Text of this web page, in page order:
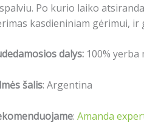
Po kurio laiko
kasdieniniam gėrimui, ir
dalys: 100%
šalis: Argentina
: Amanda